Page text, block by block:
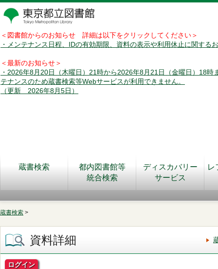
＜図書館からのお知らせ 詳細は以下をクリックしてください＞
・メンテナンス日程、IDの有効期限、資料の表示や利用休止に関する
＜最新のお知らせ＞
・2026年8月20日（木曜日）21時から2026年8月21日（金曜日）18時
テナンスのため蔵書検索等Webサービスが利用できません。
（更新 2026年8月5日）
蔵書検索
都内図書館等
統合検索
ディスカバリー
サービス
レ
蔵書検索 >
資料詳細
ログイン